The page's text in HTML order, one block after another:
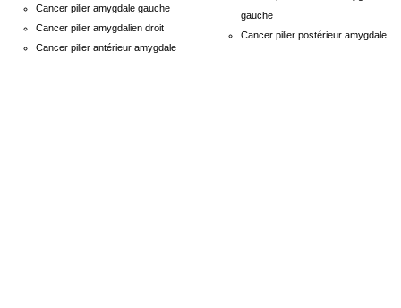
Cancer pilier amygdale gauche
Cancer pilier amygdalien droit
Cancer pilier antérieur amygdale
gauche
Cancer pilier postérieur amygdale